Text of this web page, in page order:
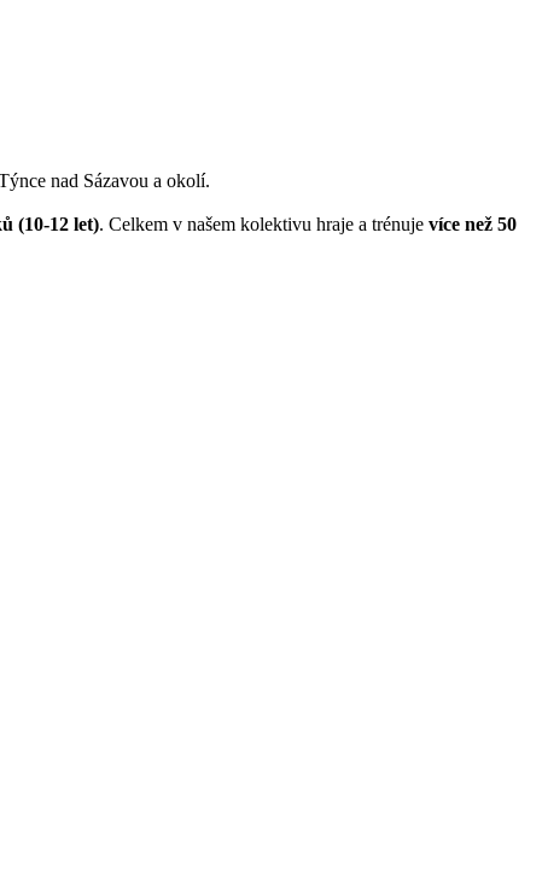
nad Sázavou a okolí.
(10-12 let). Celkem v našem kolektivu hraje a trénuje více než 50